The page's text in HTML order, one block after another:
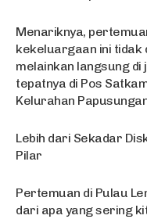
Menariknya,
kekeluargaan ini tidak
melainkan langsung
tepatnya di Pos
Kelurahan
Lebih dari Sekadar
Pilar
Pertemuan di Pulau
dari apa yang sering